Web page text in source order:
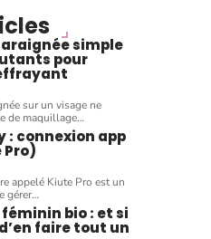
simple
pour
sur un visage ne
de maquillage…
: connexion app
Pro)
appelé Kiute Pro est un
gérer…
bio : et si
faire tout un